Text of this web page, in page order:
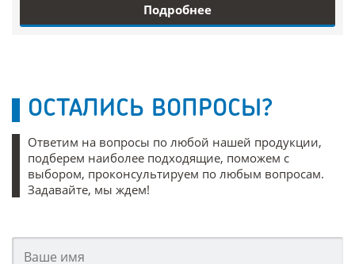
Подробнее
ОСТАЛИСЬ ВОПРОСЫ?
Ответим на вопросы по любой нашей продукции,
подберем наиболее подходящие, поможем с
выбором, проконсультируем по любым вопросам.
Задавайте, мы ждем!